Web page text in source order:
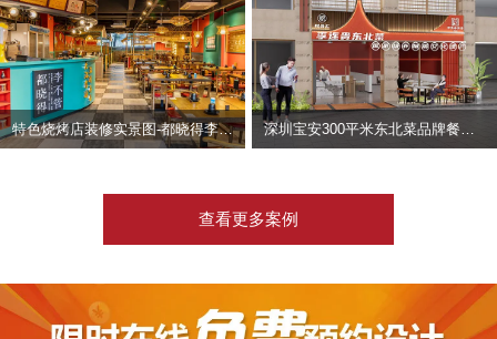
特色烧烤店装修实景图-都晓得李不管
查看更多案例